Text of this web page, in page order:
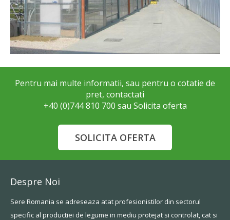
Pentru mai multe informatii, sau pentru o cotatie de
pret, contactati
+40 (0)744 810 700 sau Solicita oferta
Despre Noi
Sere Romania se adreseaza atat profesionistilor din sectorul
specific al productiei de legume in mediu protejat si controlat, cat si